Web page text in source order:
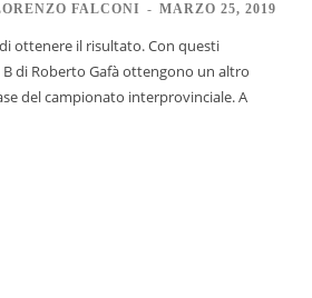
FALCONI - MARZO 25, 2019
ottenere il risultato. Con questi
di Roberto Gafà ottengono un altro
del campionato interprovinciale. A